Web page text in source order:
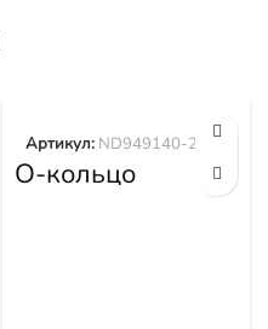
О-кольцо
ND949140-2570
Артикул: ND949140-2570